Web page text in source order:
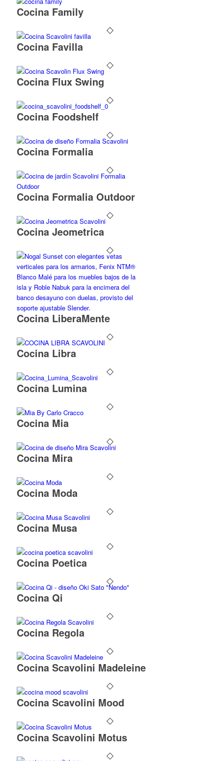
Cocina Family
Cocina Favilla
Cocina Flux Swing
Cocina Foodshelf
Cocina Formalia
Cocina Formalia Outdoor
Cocina Jeometrica
Cocina LiberaMente
Cocina Libra
Cocina Lumina
Cocina Mia
Cocina Mira
Cocina Moda
Cocina Musa
Cocina Poetica
Cocina Qi
Cocina Regola
Cocina Scavolini Madeleine
Cocina Scavolini Mood
Cocina Scavolini Motus